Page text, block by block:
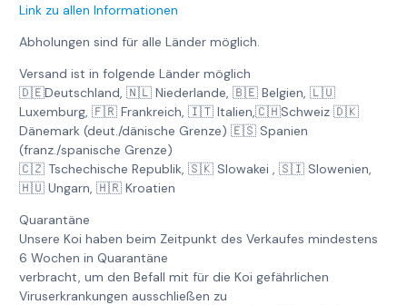
Link zu allen Informationen
Abholungen sind für alle Länder möglich.
Versand ist in folgende Länder möglich
🇩🇪Deutschland, 🇳🇱 Niederlande, 🇧🇪 Belgien, 🇱🇺
Luxemburg, 🇫🇷 Frankreich, 🇮🇹 Italien,🇨🇭Schweiz 🇩🇰
Dänemark (deut./dänische Grenze) 🇪🇸 Spanien
(franz./spanische Grenze)
🇨🇿 Tschechische Republik, 🇸🇰 Slowakei , 🇸🇮 Slowenien,
🇭🇺 Ungarn, 🇭🇷 Kroatien
Quarantäne
Unsere Koi haben beim Zeitpunkt des Verkaufes mindestens
6 Wochen in Quarantäne
verbracht, um den Befall mit für die Koi gefährlichen
Viruserkrankungen ausschließen zu